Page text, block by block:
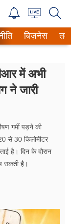
बिज़नेस
में अभी
ने जारी
गर्मी पड़ने की
से 30 किलोमीटर
है। दिन के दौरान
सकती है।